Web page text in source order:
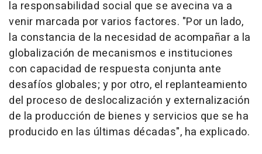
la responsabilidad social que se avecina va a
venir marcada por varios factores. "Por un lado,
la constancia de la necesidad de acompañar a la
globalización de mecanismos e instituciones
con capacidad de respuesta conjunta ante
desafíos globales; y por otro, el replanteamiento
del proceso de deslocalización y externalización
de la producción de bienes y servicios que se ha
producido en las últimas décadas", ha explicado.